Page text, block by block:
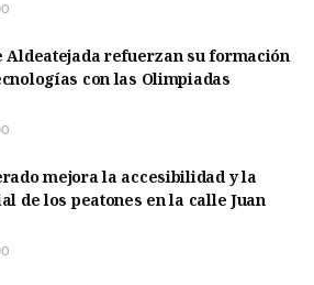
Aldeatejada refuerzan su formación
con las Olimpiadas
mejora la accesibilidad y la
de los peatones en la calle Juan